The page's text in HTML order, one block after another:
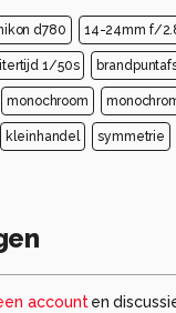
d780 14-24mm f/
1/50s
monochroom
kleinhandel symmetrie
account en